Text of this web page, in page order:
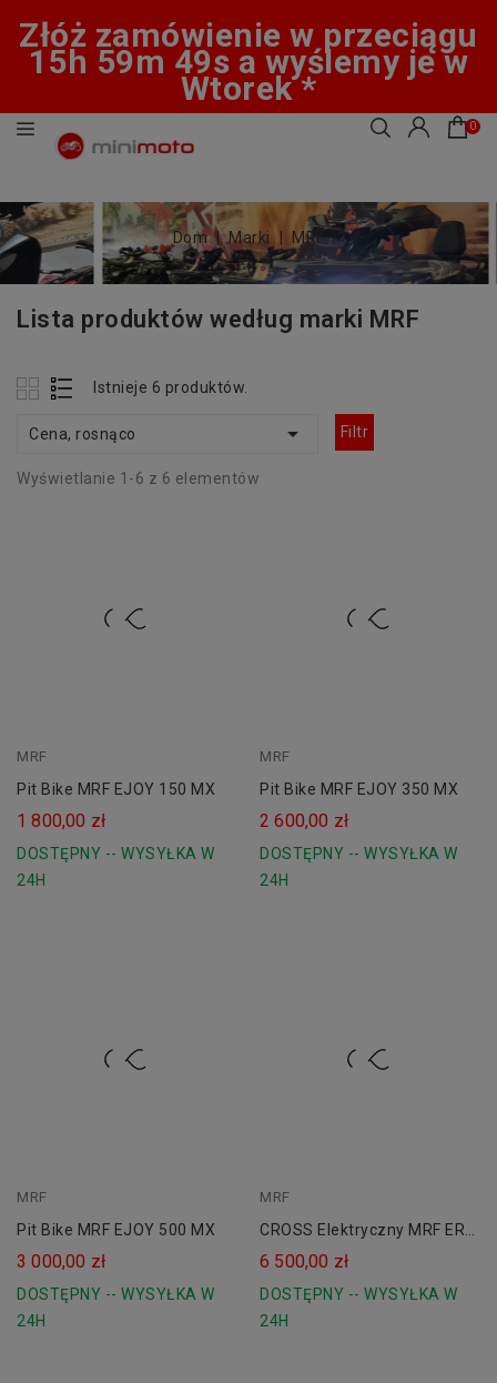
Złóż zamówienie w przeciągu
15h 59m 48s a wyślemy je w
Wtorek *
0
Dom Marki MRF
Lista produktów według marki MRF
Istnieje 6 produktów.
Cena, rosnąco  Filtr
Wyświetlanie 1-6 z 6 elementów
MRF
zielony
czarny
Pit Bike MRF EJOY 150 MX
1 800,00 zł
DOSTĘPNY -- WYSYŁKA W
24H
MRF
Pit Bike MRF EJOY 350 MX
2 600,00 zł
DOSTĘPNY -- WYSYŁKA W
24H
MRF
niebieski
Pit Bike MRF EJOY 500 MX
3 000,00 zł
DOSTĘPNY -- WYSYŁKA W
24H
MRF
CROSS Elektryczny MRF ER
3.3 MX BIG
6 500,00 zł
DOSTĘPNY -- WYSYŁKA W
24H